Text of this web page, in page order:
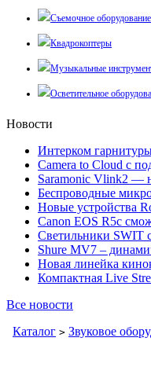
Съемочное оборудование
Квадрокоптеры
Музыкальные
Осветительное
Новости
Интерком
Camera to Cloud с
Saramonic Vlink2 —
Беспроводные
Новые устройства
Canon EOS R5c
Светильники SWIT
Shure MV7 –
Новая линейка
Компактная Live
Все новости
Каталог > Звуковое